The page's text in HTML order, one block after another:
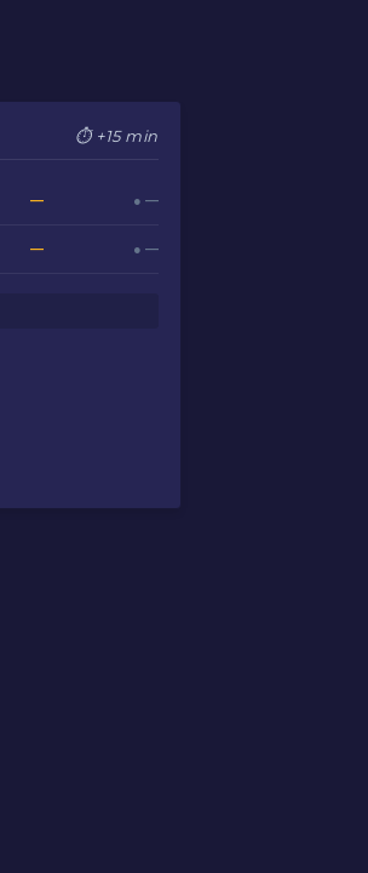
⏱ +15 min
— ● —
— ● —